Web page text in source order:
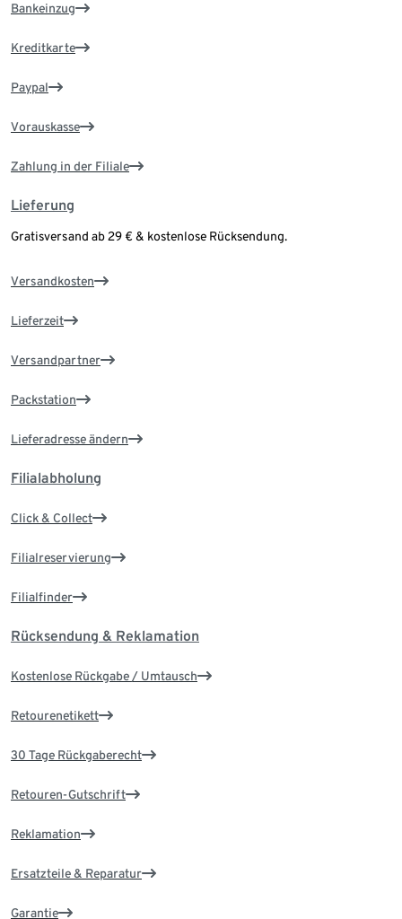
Bankeinzug
Kreditkarte
Paypal
Vorauskasse
Zahlung in der Filiale
Lieferung
Gratisversand ab 29 € & kostenlose Rücksendung.
Versandkosten
Lieferzeit
Versandpartner
Packstation
Lieferadresse ändern
Filialabholung
Click & Collect
Filialreservierung
Filialfinder
Rücksendung & Reklamation
Kostenlose Rückgabe / Umtausch
Retourenetikett
30 Tage Rückgaberecht
Retouren-Gutschrift
Reklamation
Ersatzteile & Reparatur
Garantie